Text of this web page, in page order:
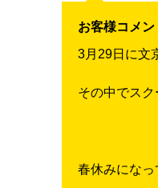
お客様コメン
3月29日に文
その中でスク
春休みにな